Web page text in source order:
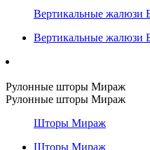
Вертикальные жалюзи
Вертикальные жалюзи
Рулонные шторы Мираж
Рулонные шторы Мираж
Шторы Мираж
Шторы Мираж